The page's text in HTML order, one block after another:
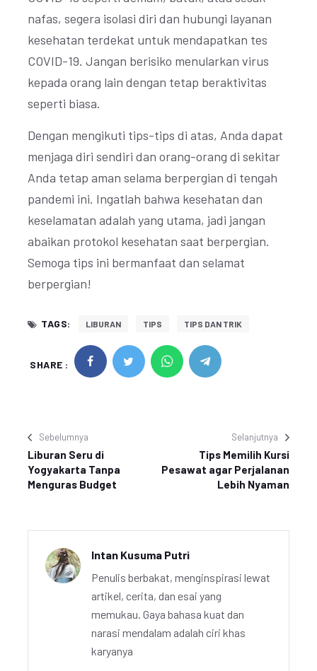
nafas, segera isolasi diri dan hubungi layanan
kesehatan terdekat untuk mendapatkan tes
COVID-19. Jangan berisiko menularkan virus
kepada orang lain dengan tetap beraktivitas
seperti biasa.
Dengan mengikuti tips-tips di atas, Anda dapat
menjaga diri sendiri dan orang-orang di sekitar
Anda tetap aman selama berpergian di tengah
pandemi ini. Ingatlah bahwa kesehatan dan
keselamatan adalah yang utama, jadi jangan
abaikan protokol kesehatan saat berpergian.
Semoga tips ini bermanfaat dan selamat
berpergian!
TAGS: LIBURAN TIPS TIPS DAN TRIK
SHARE :
Sebelumnya
Liburan Seru di
Yogyakarta Tanpa
Menguras Budget
Selanjutnya
Tips Memilih Kursi
Pesawat agar Perjalanan
Lebih Nyaman
Intan Kusuma Putri
Penulis berbakat, menginspirasi lewat
artikel, cerita, dan esai yang
memukau. Gaya bahasa kuat dan
narasi mendalam adalah ciri khas
karyanya